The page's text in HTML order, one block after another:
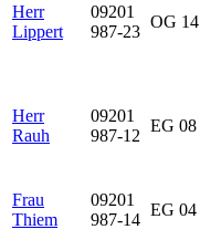
Herr
Lippert
09201
987-23
OG 14
Herr
Rauh
09201
987-12
EG 08
Frau
Thiem
09201
987-14
EG 04